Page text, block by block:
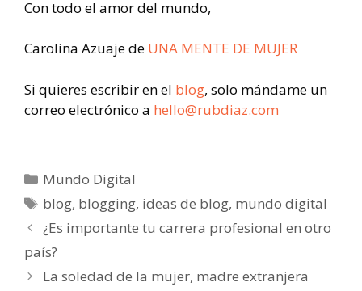
Con todo el amor del mundo,
Carolina Azuaje de UNA MENTE DE MUJER
Si quieres escribir en el blog, solo mándame un
correo electrónico a hello@rubdiaz.com
Mundo Digital
blog, blogging, ideas de blog, mundo digital
¿Es importante tu carrera profesional en otro
país?
La soledad de la mujer, madre extranjera